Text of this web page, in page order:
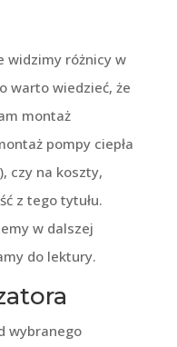
widzimy różnicy w
warto wiedzieć, że
montaż
pompy ciepła
czy na koszty,
z tego tytułu.
w dalszej
do lektury.
wybranego